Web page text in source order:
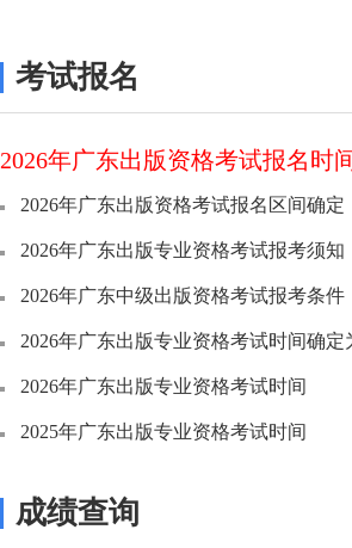
考试报名
2026年广东出版资格考试报名时
2026年广东出版资格考试报名区间确定
2026年广东出版专业资格考试报考须知
2026年广东中级出版资格考试报考条件
2026年广东出版专业资格考试时间确定为9
2026年广东出版专业资格考试时间
2025年广东出版专业资格考试时间
成绩查询